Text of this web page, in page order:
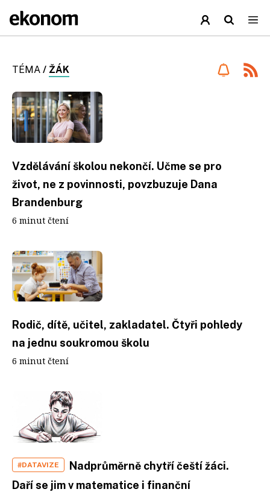
TÉMA / ŽÁK
Vzdělávání školou nekončí. Učme se pro
život, ne z povinnosti, povzbuzuje Dana
Brandenburg
6 minut čtení
Rodič, dítě, učitel, zakladatel. Čtyři pohledy
na jednu soukromou školu
6 minut čtení
#DATAVIZE
Nadprůměrně chytří čeští žáci.
Daří se jim v matematice i finanční